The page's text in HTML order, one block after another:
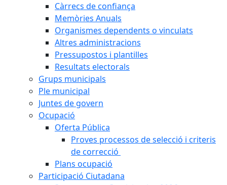
Càrrecs de confiança
Memòries Anuals
Organismes dependents o vinculats
Altres administracions
Pressupostos i plantilles
Resultats electorals
Grups municipals
Ple municipal
Juntes de govern
Ocupació
Oferta Pública
Proves processos de selecció i criteris
de correcció
Plans ocupació
Participació Ciutadana